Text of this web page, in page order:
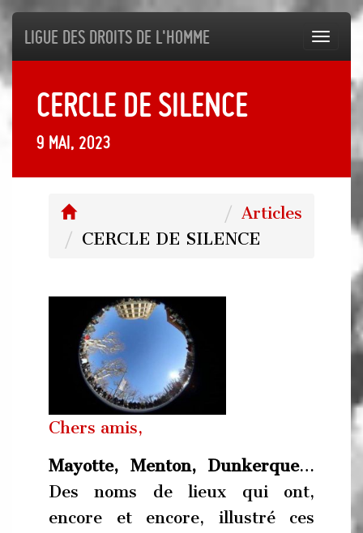
Ligue des droits de l'Homme
CERCLE DE SILENCE
9 mai, 2023
Articles
CERCLE DE SILENCE
Chers amis,
Mayotte, Menton, Dunkerque…
Des noms de lieux qui ont,
encore et encore, illustré ces